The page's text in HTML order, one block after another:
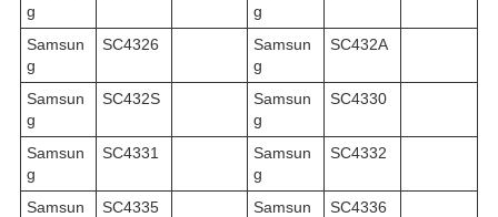
g
g
Samsun
g
SC4326
Samsun
g
SC432A
Samsun
g
SC432S
Samsun
g
SC4330
Samsun
g
SC4331
Samsun
g
SC4332
Samsun
SC4335
Samsun
SC4336